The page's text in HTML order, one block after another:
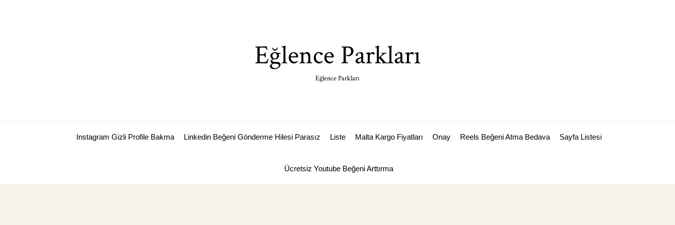
Eğlence Parkları
Eğlence Parkları
Instagram Gizli Profile Bakma Linkedin Beğeni Gönderme Hilesi Parasız Liste Malta Kargo Fiyatları Onay Reels Beğeni Atma Bedava Sayfa Listesi
Ücretsiz Youtube Beğeni Arttırma